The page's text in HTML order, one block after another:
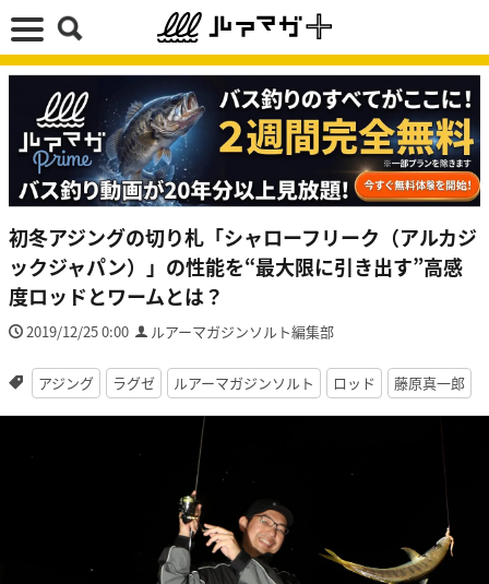
初冬アジングの切り札「シャローフリーク（アルカジ
ックジャパン）」の性能を“最大限に引き出す”高感
度ロッドとワームとは？
2019/12/25 0:00 ルアーマガジンソルト編集部
アジング ラグゼ ルアーマガジンソルト ロッド 藤原真一郎